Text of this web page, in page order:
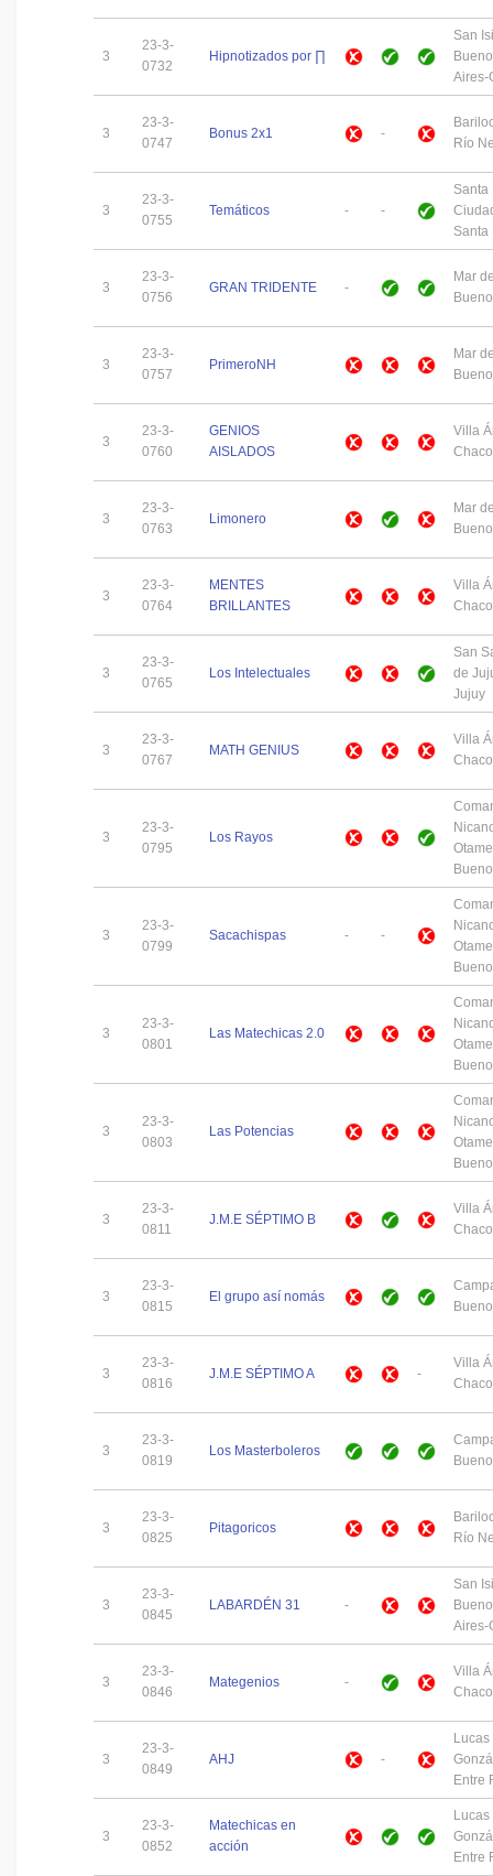
3
23-3-
0732
Hipnotizados por ∏
San
Aires-
3
23-3-
0747
Bonus 2x1 -
Río
3
23-3-
0755
Temáticos - -
Santa
Santa
3
23-3-
0756
GRAN TRIDENTE -
Mar
3
23-3-
0757
PrimeroNH
Mar
3
23-3-
0760
GENIOS
AISLADOS
Villa
Chaco
3
23-3-
0763
Limonero
Mar
3
23-3-
0764
MENTES
BRILLANTES
Villa
Chaco
3
23-3-
0765
Los Intelectuales
San
de
Jujuy
3
23-3-
0767
MATH GENIUS
Villa
Chaco
3
23-3-
0795
Los Rayos
3
23-3-
0799
Sacachispas - -
3
23-3-
0801
Las Matechicas 2.0
3
23-3-
0803
Las Potencias
3
23-3-
0811
J.M.E SÉPTIMO B
Villa
Chaco
3
23-3-
0815
El grupo así nomás
3
23-3-
0816
J.M.E SÉPTIMO A -
Villa
Chaco
3
23-3-
0819
Los Masterboleros
3
23-3-
0825
Pitagoricos
Río
3
23-3-
0845
LABARDÉN 31 -
San
Aires-
3
23-3-
0846
Mategenios -
Villa
Chaco
3
23-3-
0849
AHJ -
Lucas
Entre
3
23-3-
0852
Matechicas en
acción
Lucas
Entre